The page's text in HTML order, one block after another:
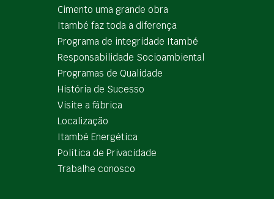
Cimento uma grande obra
Itambé faz toda a diferença
Programa de integridade Itambé
Responsabilidade Socioambiental
Programas de Qualidade
História de Sucesso
Visite a fábrica
Localização
Itambé Energética
Política de Privacidade
Trabalhe conosco